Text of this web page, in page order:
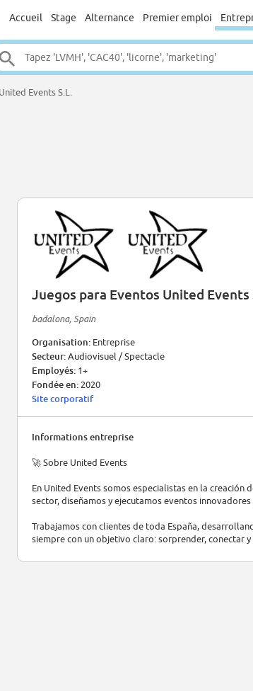
Accueil Stage Alternance Premier emploi
Events S.L.
Juegos para Eventos United Events
badalona, Spain
Organisation: Entreprise
Secteur:Audiovisuel / Spectacle
Employés: 1+
Fondée en: 2020
Site corporatif
Informations entreprise
🚀 Sobre United Events
En United Events somos especialistas en la creación
sector, diseñamos y ejecutamos eventos
Trabajamos con clientes de toda España,
siempre con un objetivo claro: sorprender, conectar y
🎯 Nuestra misión